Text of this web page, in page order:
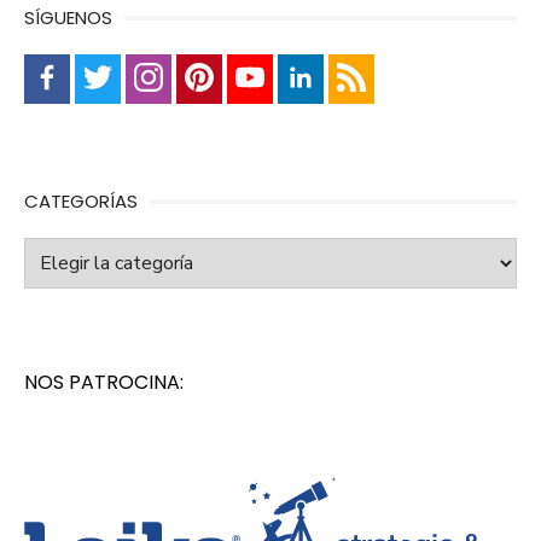
SÍGUENOS
CATEGORÍAS
Categorías
NOS PATROCINA: